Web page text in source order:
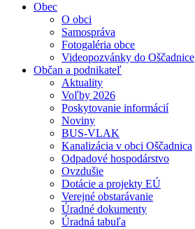
Obec
O obci
Samospráva
Fotogaléria obce
Videopozvánky do Oščadnice
Občan a podnikateľ
Aktuality
Voľby 2026
Poskytovanie informácií
Noviny
BUS-VLAK
Kanalizácia v obci Oščadnica
Odpadové hospodárstvo
Ovzdušie
Dotácie a projekty EÚ
Verejné obstarávanie
Úradné dokumenty
Úradná tabuľa